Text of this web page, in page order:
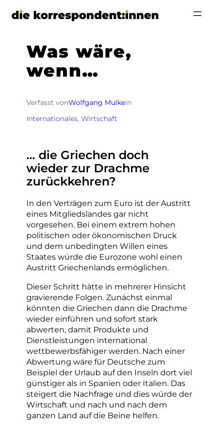
Zum
Was wäre,
wenn…
Verfasst vonWolfgang Mulkein
Internationales, Wirtschaft
… die Griechen doch
wieder zur Drachme
zurückkehren?
In den Verträgen zum Euro ist der Austritt
eines Mitgliedslandes gar nicht
vorgesehen. Bei einem extrem hohen
politischen oder ökonomischen Druck
und dem unbedingten Willen eines
Staates würde die Eurozone wohl einen
Austritt Griechenlands ermöglichen.
Dieser Schritt hätte in mehrerer Hinsicht
gravierende Folgen. Zunächst einmal
könnten die Griechen dann die Drachme
wieder einführen und sofort stark
abwerten, damit Produkte und
Dienstleistungen international
wettbewerbsfähiger werden. Nach einer
Abwertung wäre für Deutsche zum
Beispiel der Urlaub auf den Inseln dort viel
günstiger als in Spanien oder Italien. Das
steigert die Nachfrage und dies würde der
Wirtschaft und nach und nach dem
ganzen Land auf die Beine helfen.